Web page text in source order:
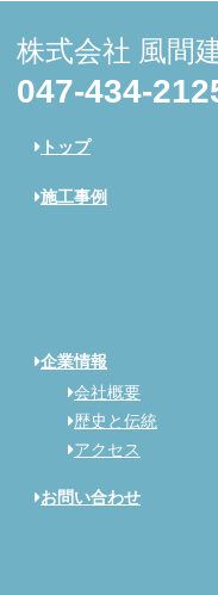
株式会社 風間
047-434-
トップ
施工事例
企業情報
会社概要
歴史と伝統
アクセス
お問い合わせ